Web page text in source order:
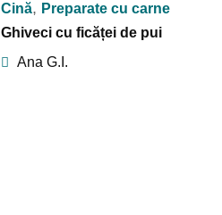
Cină, Preparate cu carne
Ghiveci cu ficăței de pui
Ana G.I.